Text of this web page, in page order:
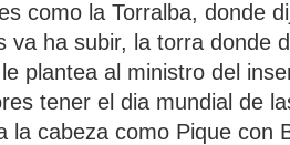
como la Torralba, donde
va ha subir, la torra donde
plantea al ministro del
tener el dia mundial de
la cabeza como Pique con